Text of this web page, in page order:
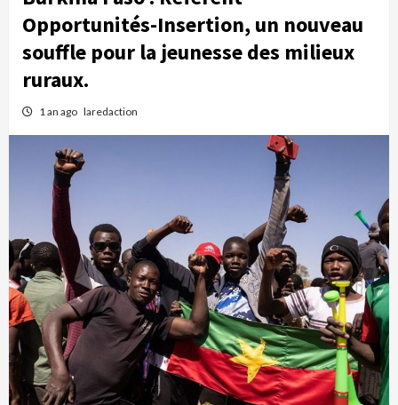
Opportunités-Insertion, un nouveau
souffle pour la jeunesse des milieux
ruraux.
1 an ago laredaction